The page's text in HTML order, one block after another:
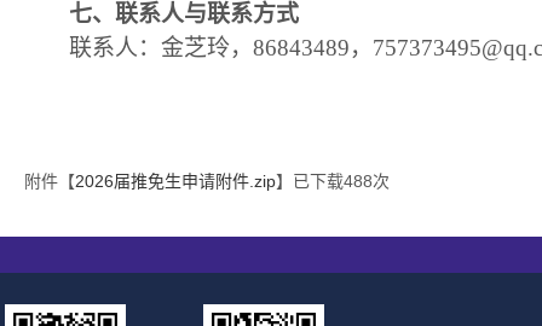
七、 联系人与联系方式
联系人： 金芝玲， 86843489，
附件【2026届推免生申请附件.zip】已下载488次